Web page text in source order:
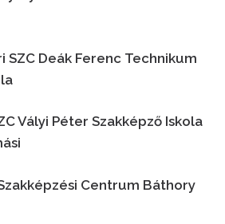
SZC Deák Ferenc Technikum
Vályi Péter Szakképző Iskola
Centrum Báthory